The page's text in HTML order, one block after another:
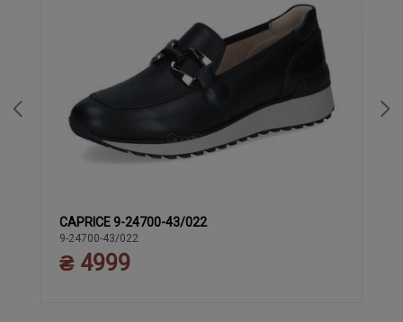
37 38 39 40 41
CAPRICE 9-24700-43/022
9-24700-43/022
₴ 4999